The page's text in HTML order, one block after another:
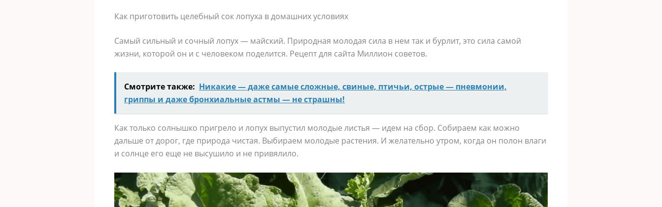
Как приготовить целебный сок лопуха в домашних условиях
Самый сильный и сочный лопух — майский. Природная молодая сила в нем так и бурлит, это сила самой
жизни, которой он и с человеком поделится. Рецепт для сайта Миллион советов.
Смотрите также: Никакие — даже самые сложные, свиные, птичьи, острые — пневмонии,
гриппы и даже бронхиальные астмы — не страшны!
Как только солнышко пригрело и лопух выпустил молодые листья — идем на сбор. Собираем как можно
дальше от дорог, где природа чистая. Выбираем молодые растения. И желательно утром, когда он полон влаги
и солнце его еще не высушило и не привялило.